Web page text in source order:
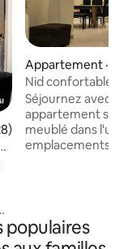
de 5 sur 5,
Appartement ·
Bakri
Nid confortable
Séjournez avec
appartement
meublé dans l'un
emplacements
familles, les
d'affaires. Profitez du confort, de la
populaires